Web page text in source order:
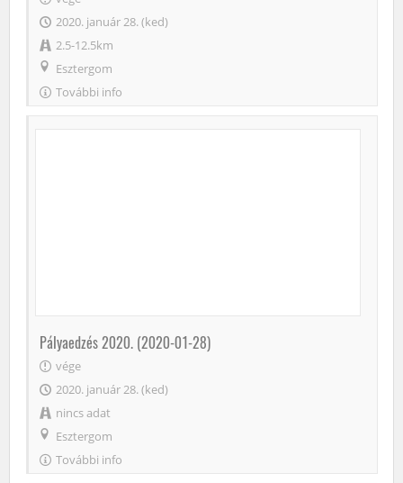
2020. január 28. (ked)
2.5-12.5km
Esztergom
További info
Pályaedzés 2020. (2020-01-28)
vége
2020. január 28. (ked)
nincs adat
Esztergom
További info